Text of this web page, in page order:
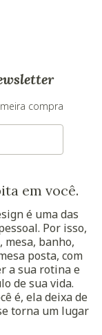
compra
em você.
é uma das
Por isso,
mesa, banho,
posta, com
a sua rotina e
de sua vida.
é, ela deixa de
torna um lugar